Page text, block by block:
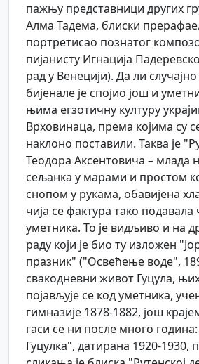
пажњу представници других
Алма Тадема, блиски
портретисао познатог
пијанисту Игнација
рад у Венецији). Да ли
бијенале је спојио још и
њима егзотичну културу
Врховинаца, према којима су
наклоно поставили. Таква је
Теодора Аксентовича – млада
сељанка у марами и простом
снопом у рукама, обавијена
чија се фактура тако подавала
уметника. То је видљиво и на
раду који је био ту изложен
празник" ("Освећење воде",
свакодневни живот Гуцула,
појављује се код уметника,
гимназије 1878-1882, још
гаси се ни после много
Гуцулка", датирана 1920-1930,